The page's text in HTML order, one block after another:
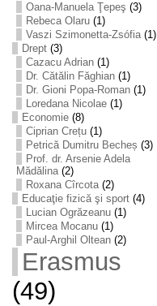
Oana-Manuela Ţepeş (3)
Rebeca Olaru(1)
Vaszi Szimonetta-Zsófia(1)
Drept(3)
Cazacu Adrian(1)
Dr. Cătălin Făghian(1)
Dr. Gioni Popa-Roman(1)
Loredana Nicolae(1)
Economie(8)
Ciprian Crețu(1)
Petrică Dumitru Becheș (3)
Prof. dr. Arsenie Adela
Mădălina(2)
Roxana Cîrcota(2)
Educaţie fizică şi sport(4)
Lucian Ogrăzeanu(1)
Mircea Mocanu(1)
Paul-Arghil Oltean(2)
Erasmus
(49)